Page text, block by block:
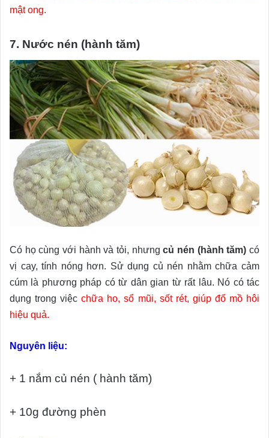
mật ong.
7. Nước nén (hành tăm)
Có họ cùng với hành và tỏi, nhưngcủ nén (hành tăm) có
vị cay, tính nóng hơn. Sử dụng củ nén nhằm chữa cảm
cúm là phương pháp có từ dân gian từ rất lâu. Nó có tác
dụng trong việcchữa ho, sổ mũi, sốt rét, giúp đổ mồ hôi
hiệu quả.
Nguyên liệu:
+ 1 nắm củ nén ( hành tăm)
+ 10g đường phèn